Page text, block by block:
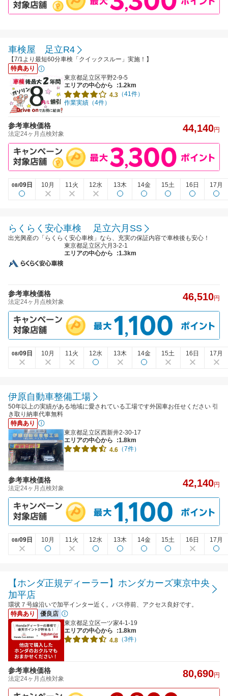
車検屋 足立R4
【7/1より最短60分車検「クイックスルー」実施！】
特典あり
東京都足立区平野2-9-5
エリアの中心から
:1.2km
4.3 （41件）
作業実績（4件）
参考車検価格
法定24ヶ月点検対象 44,140円
08/09日 10月 11火 12水 13木 14金 15土 16日 17月
らくらく安心車検 足立六月SS
出光興産の「らくらく安心車検」なら、充実の保証内容で車検後も安心！
東京都足立区六月3-2-1
エリアの中心から
:1.3km
参考車検価格
法定24ヶ月点検対象 46,510円
08/09日 10月 11火 12水 13木 14金 15土 16日 17月
伊原自動車整備工場
50年以上の実績がある地域に愛されている工場です外国車お任せください 引
き取り納車代車無料
特典あり
東京都足立区西新井2-30-17
エリアの中心から
:1.8km
4.6 （7件）
参考車検価格
法定24ヶ月点検対象 42,140円
08/09日 10月 11火 12水 13木 14金 15土 16日 17月
【ホンダ正規ディーラー】ホンダカーズ東京中央
加平店
環状７号線沿いで加平インター近く。バス停前、アクセス良好です。
特典あり
優良店
東京都足立区一ツ家4-1-19
エリアの中心から
:1.8km
4.8 （3件）
参考車検価格
法定24ヶ月点検対象 80,690円